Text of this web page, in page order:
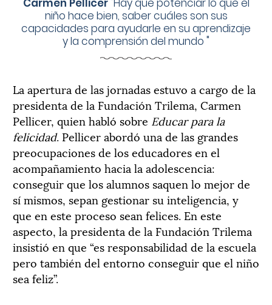
niño hace bien, saber cuáles son sus
capacidades para ayudarle en su aprendizaje
y la comprensión del mundo "
La apertura de las jornadas estuvo a cargo de la
presidenta de la Fundación Trilema, Carmen
Pellicer, quien habló sobre Educar para la
felicidad. Pellicer abordó una de las grandes
preocupaciones de los educadores en el
acompañamiento hacia la adolescencia:
conseguir que los alumnos saquen lo mejor de
sí mismos, sepan gestionar su inteligencia, y
que en este proceso sean felices. En este
aspecto, la presidenta de la Fundación Trilema
insistió en que “es responsabilidad de la escuela
pero también del entorno conseguir que el niño
sea feliz”.